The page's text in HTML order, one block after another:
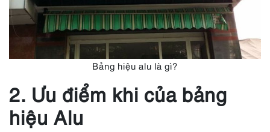
Bảng hiệu alu là gì?
2. Ưu điểm khi của bảng
hiệu Alu